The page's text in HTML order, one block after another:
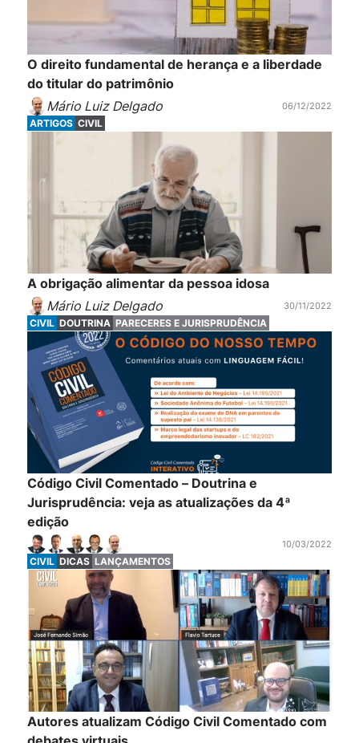
O direito fundamental de herança e a liberdade
do titular do patrimônio
Mário Luiz Delgado
06/12/2022
ARTIGOS CIVIL
A obrigação alimentar da pessoa idosa
Mário Luiz Delgado
30/11/2022
CIVIL DOUTRINA PARECERES E JURISPRUDÊNCIA
Código Civil Comentado – Doutrina e
Jurisprudência: veja as atualizações da 4ª
edição
10/03/2022
CIVIL DICAS LANÇAMENTOS
Autores atualizam Código Civil Comentado com